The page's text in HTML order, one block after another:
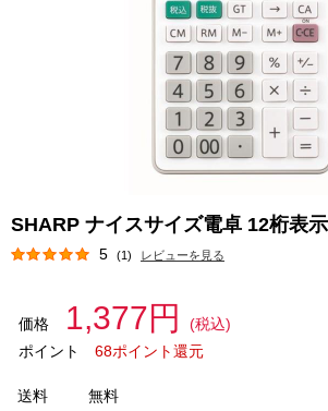
SHARP ナイスサイズ電卓 12桁表
5 (1) レビューを見る
価格 1,377円
(税込)
ポイント
68ポイント還元
送料
無料